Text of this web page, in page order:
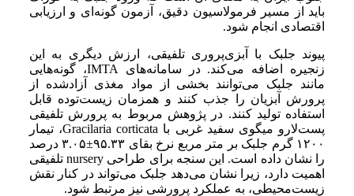
باید از مسیر فرمولاسیون دقیق، آزمون گونه‌ای و ارزیابی
اقتصادی انجام شود.
پیوند جلبک با آبزی‌پروری تلفیقی، ارزش دیگری به این
زنجیره اضافه می‌کند. در سامانه‌های IMTA، گونه‌هایی
مانند جلبک می‌توانند بخشی از مواد مغذی آزادشده از
پرورش آبزیان را جذب کنند و همزمان زیست‌توده قابل
استفاده تولید کنند. در پژوهش مربوط به پرورش تلفیقی
پست‌لارو میگوی سفید غربی با Gracilaria corticata، تیمار
۱۲۰۰ گرم جلبک بر متر مربع نرخ بقای ۹۵.۳۳±۳.۰۵ درصد
را نشان داده است. این سنجه برای طراحی nursery تلفیقی
اهمیت دارد، زیرا نشان می‌دهد جلبک می‌تواند در کنار نقش
زیست‌محیطی، به عملکرد پرورشی نیز مرتبط شود.